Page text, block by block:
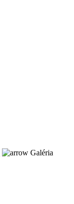
Galéria